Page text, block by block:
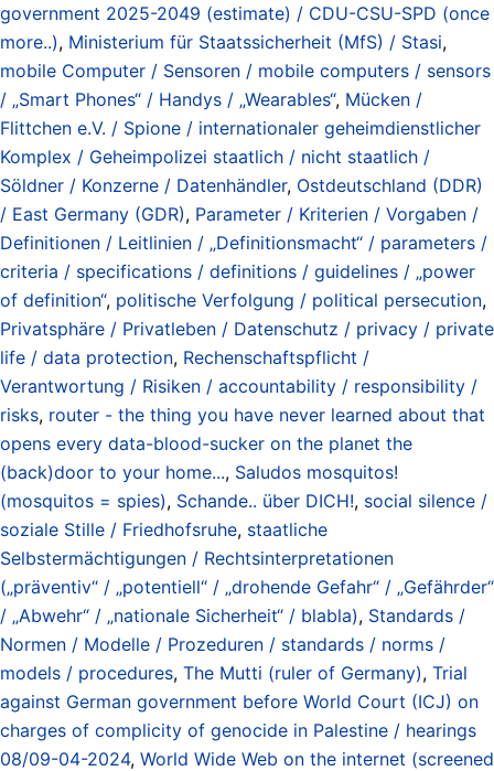
government 2025-2049 (estimate) / CDU-CSU-SPD (once
more..), Ministerium für Staatssicherheit (MfS) / Stasi,
mobile Computer / Sensoren / mobile computers / sensors
/ „Smart Phones“ / Handys / „Wearables“, Mücken /
Flittchen e.V. / Spione / internationaler geheimdienstlicher
Komplex / Geheimpolizei staatlich / nicht staatlich /
Söldner / Konzerne / Datenhändler, Ostdeutschland (DDR)
/ East Germany (GDR), Parameter / Kriterien / Vorgaben /
Definitionen / Leitlinien / „Definitionsmacht“ / parameters /
criteria / specifications / definitions / guidelines / „power
of definition“, politische Verfolgung / political persecution,
Privatsphäre / Privatleben / Datenschutz / privacy / private
life / data protection, Rechenschaftspflicht /
Verantwortung / Risiken / accountability / responsibility /
risks, router - the thing you have never learned about that
opens every data-blood-sucker on the planet the
(back)door to your home..., Saludos mosquitos!
(mosquitos = spies), Schande.. über DICH!, social silence /
soziale Stille / Friedhofsruhe, staatliche
Selbstermächtigungen / Rechtsinterpretationen
(„präventiv“ / „potentiell“ / „drohende Gefahr“ / „Gefährder“
/ „Abwehr“ / „nationale Sicherheit“ / blabla), Standards /
Normen / Modelle / Prozeduren / standards / norms /
models / procedures, The Mutti (ruler of Germany), Trial
against German government before World Court (ICJ) on
charges of complicity of genocide in Palestine / hearings
08/09-04-2024, World Wide Web on the internet (screened